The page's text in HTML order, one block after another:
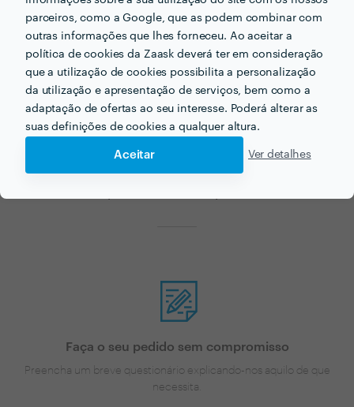
parceiros, como a Google, que as podem combinar com
outras informações que lhes forneceu. Ao aceitar a
política de cookies da Zaask deverá ter em consideração
que a utilização de cookies possibilita a personalização
da utilização e apresentação de serviços, bem como a
adaptação de ofertas ao seu interesse. Poderá alterar as
suas definições de cookies a qualquer altura.
Aceitar Ver detalhes
Procura pavimentação
exterior para o seu
próximo projecto?
Agora que tem uma ideia dos preços vamos encontar
Faça o seu pedido sem compromisso
Preencha um breve questionário explicando-nos aquilo de que
necessita.